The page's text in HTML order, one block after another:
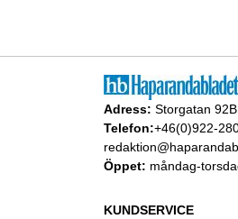
Adress: Storgatan
Telefon:+46(0)922-
Öppet: måndag-
KUNDSERVICE